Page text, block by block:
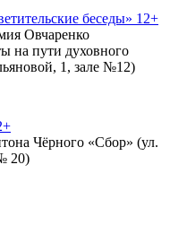
беседы» 12+
Овчаренко
на пути духовного
1, зале №12)
Чёрного «Сбор» (ул.
20)